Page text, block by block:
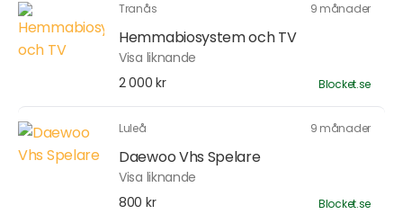
Tranås 9 månader
Hemmabiosystem och TV
Visa liknande
2 000 kr
Blocket.se
Luleå 9 månader
Daewoo Vhs Spelare
Visa liknande
800 kr
Blocket.se